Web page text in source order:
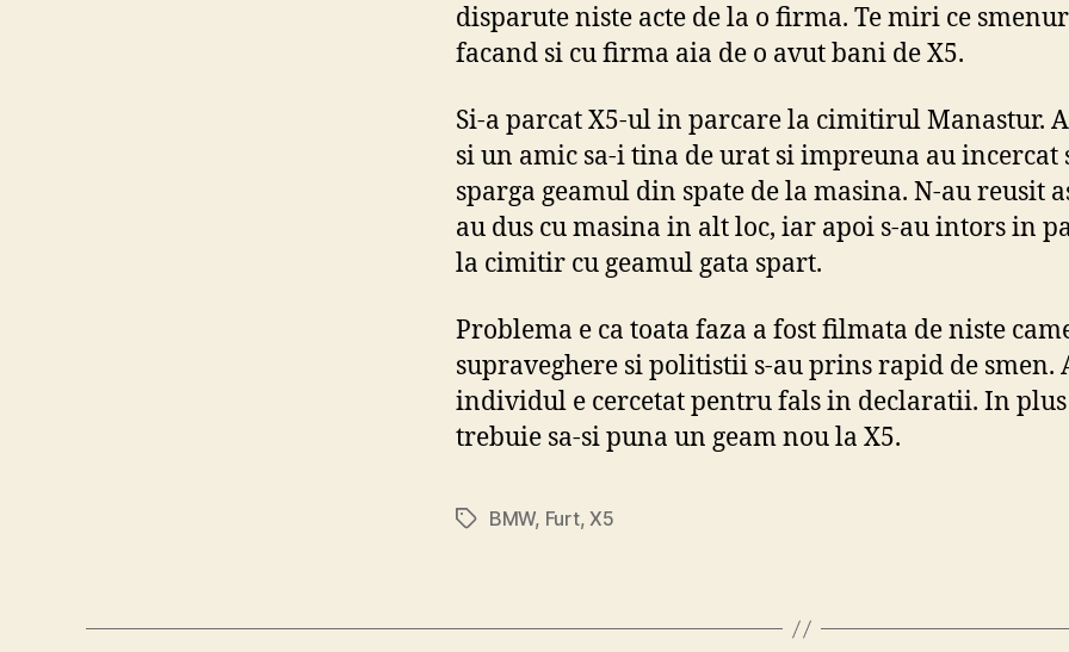
disparute niste acte de la o firma. Te miri ce
facand si cu firma aia de o avut bani de X5.
Si-a parcat X5-ul in parcare la cimitirul Manastur.
si un amic sa-i tina de urat si impreuna au incercat
sparga geamul din spate de la masina. N-au reusit
au dus cu masina in alt loc, iar apoi s-au intors in
la cimitir cu geamul gata spart.
Problema e ca toata faza a fost filmata de niste
supraveghere si politistii s-au prins rapid de smen.
individul e cercetat pentru fals in declaratii. In plus
trebuie sa-si puna un geam nou la X5.
TagsBMW, Furt,X5